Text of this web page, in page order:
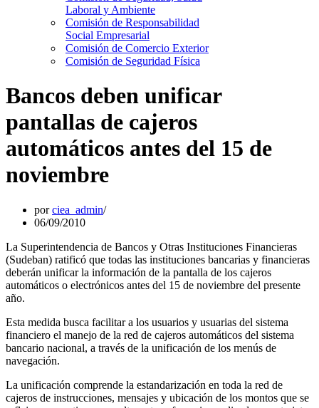
Laboral y Ambiente
Comisión de Responsabilidad
Social Empresarial
Comisión de Comercio Exterior
Comisión de Seguridad Física
Bancos deben unificar
pantallas de cajeros
automáticos antes del 15 de
noviembre
porciea_admin
06/09/2010
La Superintendencia de Bancos y Otras Instituciones Financieras
(Sudeban) ratificó que todas las instituciones bancarias y financieras
deberán unificar la información de la pantalla de los cajeros
automáticos o electrónicos antes del 15 de noviembre del presente
año.
Esta medida busca facilitar a los usuarios y usuarias del sistema
financiero el manejo de la red de cajeros automáticos del sistema
bancario nacional, a través de la unificación de los menús de
navegación.
La unificación comprende la estandarización en toda la red de
cajeros de instrucciones, mensajes y ubicación de los montos que se